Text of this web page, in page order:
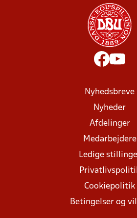
Nyhedsbreve
Nyheder
Afdelinger
Medarbejdere
Ledige
Cookiepolitik
Betingelser og